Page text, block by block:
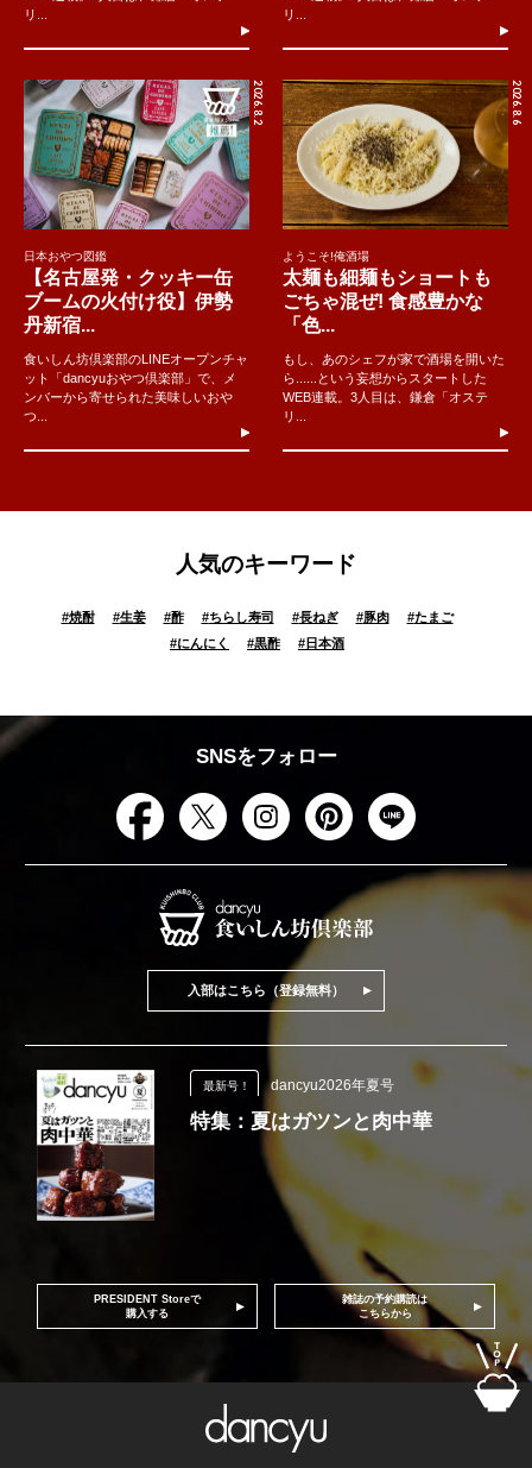
リ...
リ...
2026.8.2
日本おやつ図鑑
【名古屋発・クッキー缶
ブームの火付け役】伊勢
丹新宿...
食いしん坊倶楽部のLINEオープンチャ
ット「dancyuおやつ倶楽部」で、メ
ンバーから寄せられた美味しいおや
つ...
2026.8.6
ようこそ!俺酒場
太麺も細麺もショートも
ごちゃ混ぜ! 食感豊かな
「色...
もし、あのシェフが家で酒場を開いた
ら......という妄想からスタートした
WEB連載。3人目は、鎌倉「オステ
リ...
人気のキーワード
#焼酎 #生姜 #酢 #ちらし寿司 #長ねぎ #豚肉 #たまご
#にんにく #黒酢 # 日本酒
SNSをフォロー
入部はこちら（登録無料）
最新号！ dancyu2026年夏号
特集：夏はガツンと肉中華
PRESIDENT Storeで
購入する
雑誌の予約購読は
こちらから